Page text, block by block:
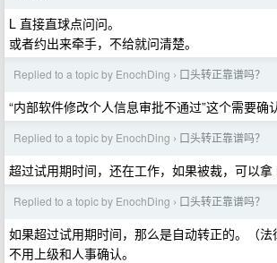
L 直接直球点问问。
或者约出来牵手，不给就问清楚。
Replied to a topic by EnochDing › 口头转正靠谱吗？
“内部软件修改个人信息审批不通过”这个需要确
Replied to a topic by EnochDing › 口头转正靠谱吗？
超过试用期时间，还在工作，如果被裁，可以拿
Replied to a topic by EnochDing › 口头转正靠谱吗？
如果超过试用期时间，那么是自动转正的。（法
不用上级和人事确认。